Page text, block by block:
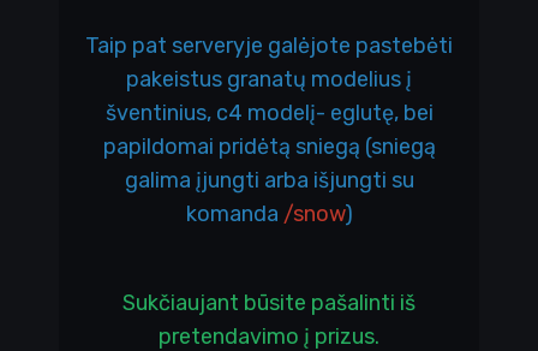
Taip pat serveryje galėjote pastebėti
pakeistus granatų modelius į
šventinius, c4 modelį- eglutę, bei
papildomai pridėtą sniegą (sniegą
galima įjungti arba išjungti su
komanda /snow)
Sukčiaujant būsite pašalinti iš
pretendavimo į prizus.